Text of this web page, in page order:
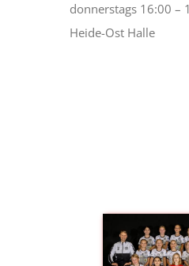
donnerstags 16:00 –
Heide-Ost Halle